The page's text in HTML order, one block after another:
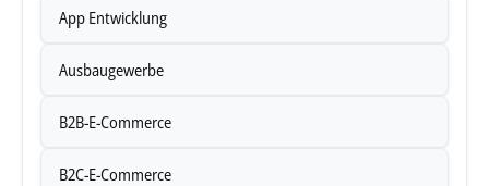
App Entwicklung
Ausbaugewerbe
B2B-E-Commerce
B2C-E-Commerce